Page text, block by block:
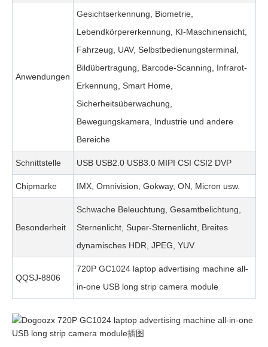
Anwendungen
Gesichtserkennung, Biometrie,
Lebendkörpererkennung, KI-Maschinensicht,
Fahrzeug, UAV, Selbstbedienungsterminal,
Bildübertragung, Barcode-Scanning, Infrarot-
Erkennung, Smart Home,
Sicherheitsüberwachung,
Bewegungskamera, Industrie und andere
Bereiche
Schnittstelle USB USB2.0 USB3.0 MIPI CSI CSI2 DVP
Chipmarke IMX, Omnivision, Gokway, ON, Micron usw.
Besonderheit
Schwache Beleuchtung, Gesamtbelichtung,
Sternenlicht, Super-Sternenlicht, Breites
dynamisches HDR, JPEG, YUV
QQSJ-8806
720P GC1024 laptop advertising machine all-
in-one USB long strip camera module